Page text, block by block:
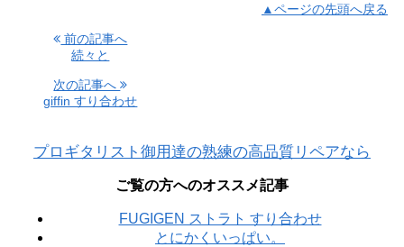
▲ページの先頭へ戻る
前の記事へ
続々と
次の記事へ
giffin すり合わせ
プロギタリスト御用達の熟練の高品質リペアなら
ご覧の方へのオススメ記事
FUGIGEN ストラト すり合わせ
とにかくいっぱい。